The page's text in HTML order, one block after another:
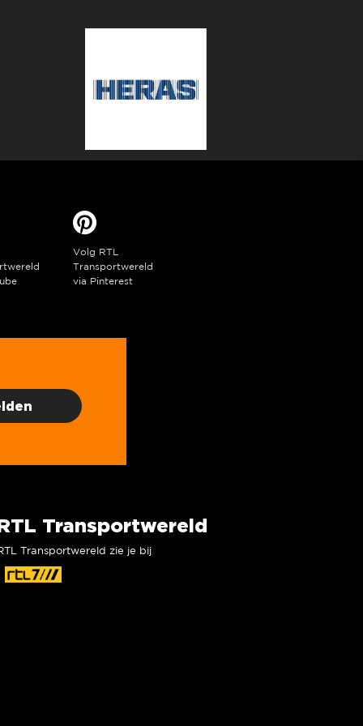
Volg RTL
Transportwereld
via Pinterest
Transportwereld
Transportwereld zie je bij